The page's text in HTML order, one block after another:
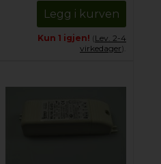
Legg i kurven
Kun 1 igjen! (Lev. 2-4
virkedager).